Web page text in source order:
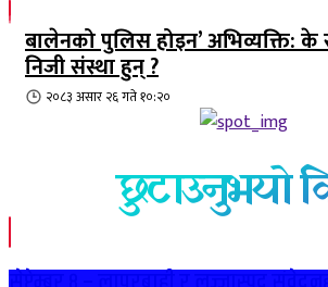
बालेनको पुलिस होइन’ अभिव्यक्ति:
निजी संस्था हुन् ?
२०८३ असार २६ गते १०:२०
छुटाउनुभयो